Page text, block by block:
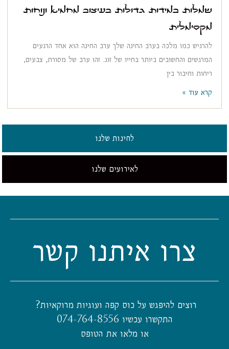
שמלות במידות גדולות בעיצוב מחמיא ונוחות
מקסימלית
להרגיש כמו מלכה בערב החינה שלך ערב החינה הוא אחד הרגעים
המרגשים והחשובים ביותר בחייו של זוג. זהו ערב של מסורת, צבעים,
ריחות וחיבור בין
קרא עוד »
לחינות שלנו
לאירועים שלנו
צרו איתנו קשר
רוצים להיפגש על כוס קפה ועוגיות מרוקאיות?
התקשרו עכשיו 074-764-8556
או מלאו את הטופס